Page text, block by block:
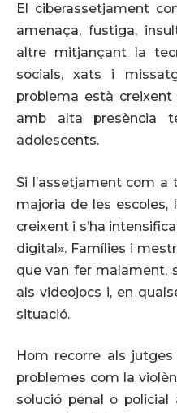
El ciberassetjament
amenaça, fustiga,
altre mitjançant la
socials, xats i
problema està
amb alta presència
adolescents.
Si l’assetjament com
majoria de les escoles,
creixent i s’ha
digital». Famílies i
que van fer malament,
als videojocs i, en
situació.
Hom recorre als
problemes com la
solució penal o